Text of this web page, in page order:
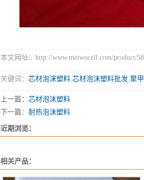
本文网址：http://www.meiwocell.com/product/
关键词： 芯材泡沫塑料,芯材泡沫塑料批发,聚
上一篇： 芯材泡沫塑料
下一篇： 耐热泡沫塑料
近期浏览：
相关产品：